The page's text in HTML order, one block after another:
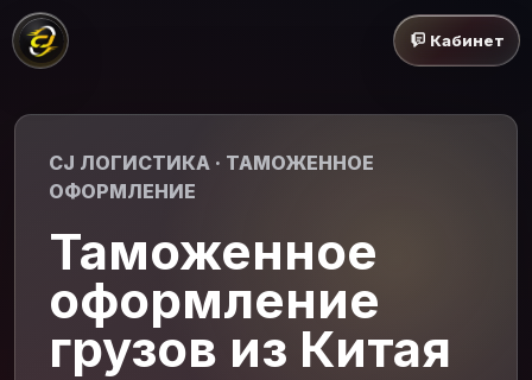
Кабинет
CJ ЛОГИСТИКА · ТАМОЖЕННОЕ
ОФОРМЛЕНИЕ
Таможенное
оформление
грузов из Китая